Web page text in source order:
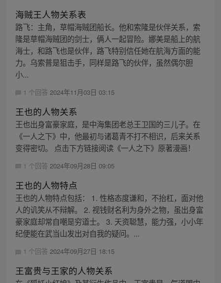
海贼王人物关系表
路飞：主角，草帽海贼团船长。他和索隆是伙伴关系，索
隆是草帽海贼团的剑士，俩人一起冒险。娜美是船上的航
海士，和路飞也是伙伴，路飞特别信任她在航海方面的能
力。乌索普是狙击手，同样是路飞的伙伴，虽然偶尔胆
小...
1 个回答 2024年11月03日 03:15
王也的人物关系
王也出身富豪家庭，是中海集团老总王卫国的三儿子。在
《一人之下》中，他最初与诸葛青不打不相识，后来关系
变得密切。 点击下方链接阅读《一人之下》原著漫画！
1 个回答 2024年09月28日 09:05
王也的人物特点
王也的人物特点包括： 1. 性格态度谦和，不抬杠，面对他
人的讥笑从不辩解。 2. 视钱财名利为身外之物，虽出身富
豪家庭却常自嘲是穷道士。 3. 天资聪慧，能力强，小小年
纪便能在武当山发出对自我的疑问。...
1 个回答 2024年09月27日 18:15
王富贵与王家的人物关系